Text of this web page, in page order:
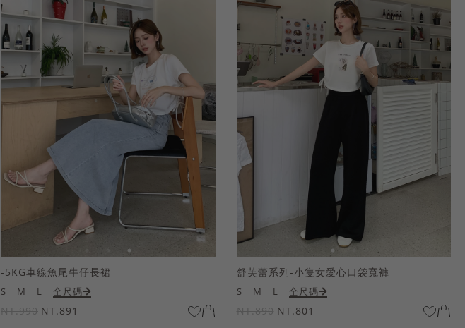
-5KG車線魚尾牛仔長裙
S M L 全尺碼
NT.990 NT.891
舒芙蕾系列-小隻女愛心口袋寬褲
S M L 全尺碼
NT.890 NT.801